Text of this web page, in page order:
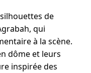
de
qui
à la scène.
dôme et leurs
inspirée des